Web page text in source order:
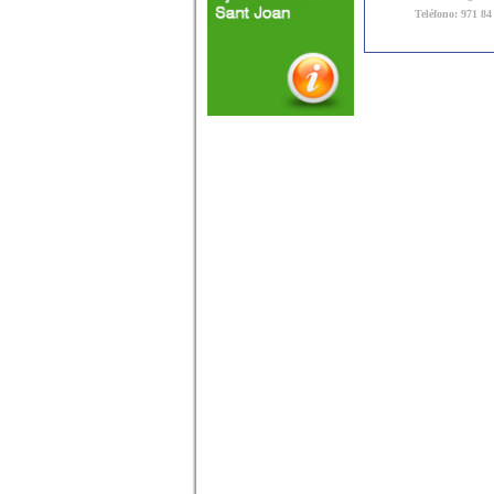
Teléfono: 971